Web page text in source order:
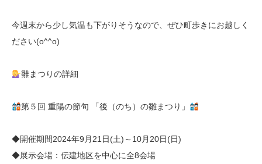
今週末から少し気温も下がりそうなので、ぜひ町歩きにお越しく
ださい(o^^o)
雛まつりの詳細
第５回 重陽の節句 「後（のち）の雛まつり」
◆開催期間2024年9月21日(土)～10月20日(日)
◆展示会場：伝建地区を中心に全8会場